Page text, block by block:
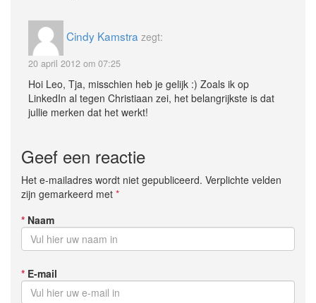
Cindy Kamstra zegt:
20 april 2012 om 07:25
Hoi Leo, Tja, misschien heb je gelijk :) Zoals ik op
LinkedIn al tegen Christiaan zei, het belangrijkste is dat
jullie merken dat het werkt!
Geef een reactie
Het e-mailadres wordt niet gepubliceerd. Verplichte velden
zijn gemarkeerd met *
* Naam
* E-mail